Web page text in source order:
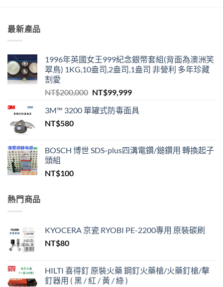
最新產品
1996年英國女王999紀念銀幣套組(背面為澳洲笑
翠鳥) 1KG,10盎司,2盎司,1盎司 非營利 多年珍藏
割愛
NT$200,000 原
價
NT$99,999目
價
3M™ 3200 單罐式防毒面具
NT$580
BOSCH 博世 SDS-plus四溝電鑽/鎚鑽用 轉換起子
頭組
NT$100
熱門商品
KYOCERA 京瓷 RYOBI PE-2200專用 原裝碳刷
NT$80
HILTI 喜得釘 原裝火藥 鋼釘火藥槍/火藥釘槍/擊
釘器用 ( 黑 / 紅 / 黃 / 綠 )